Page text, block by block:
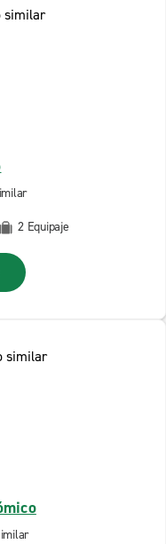
2 Equipaje